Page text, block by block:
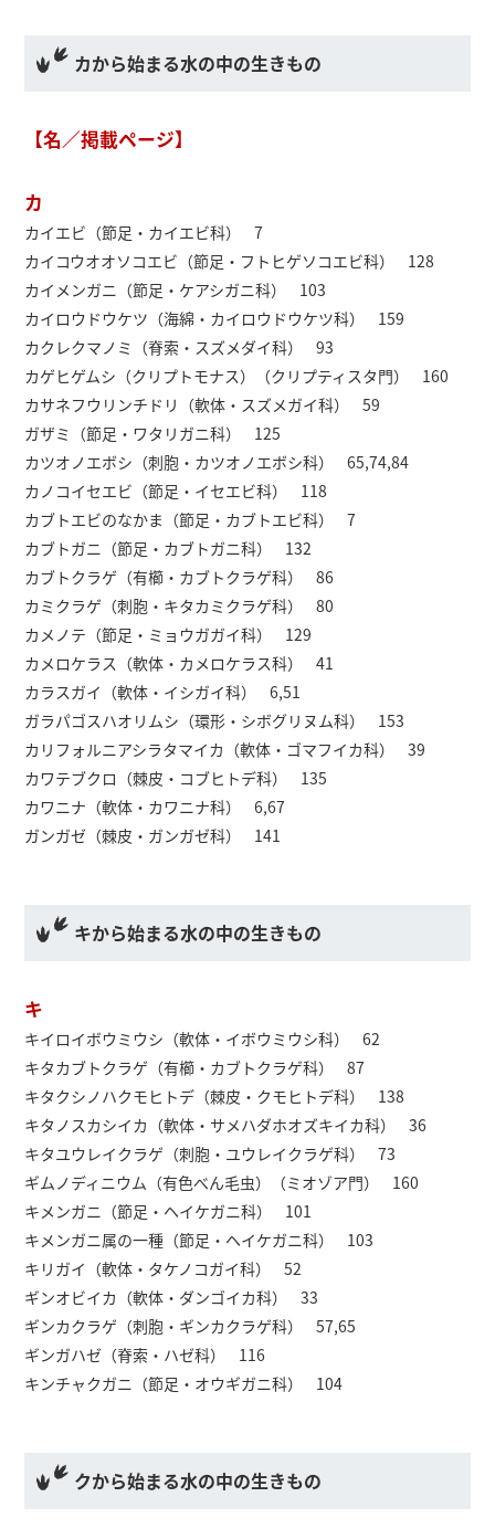
カから始まる水の中の生きもの
【名／掲載ページ】
カ
カイエビ（節足・カイエビ科） 7
カイコウオオソコエビ（節足・フトヒゲソコエビ科） 128
カイメンガニ（節足・ケアシガニ科） 103
カイロウドウケツ（海綿・カイロウドウケツ科） 159
カクレクマノミ（脊索・スズメダイ科） 93
カゲヒゲムシ（クリプトモナス）（クリプティスタ門） 160
カサネフウリンチドリ（軟体・スズメガイ科） 59
ガザミ（節足・ワタリガニ科） 125
カツオノエボシ（刺胞・カツオノエボシ科） 65,74,84
カノコイセエビ（節足・イセエビ科） 118
カブトエビのなかま（節足・カブトエビ科） 7
カブトガニ（節足・カブトガニ科） 132
カブトクラゲ（有櫛・カブトクラゲ科） 86
カミクラゲ（刺胞・キタカミクラゲ科） 80
カメノテ（節足・ミョウガガイ科） 129
カメロケラス（軟体・カメロケラス科） 41
カラスガイ（軟体・イシガイ科） 6,51
ガラパゴスハオリムシ（環形・シボグリヌム科） 153
カリフォルニアシラタマイカ（軟体・ゴマフイカ科） 39
カワテブクロ（棘皮・コブヒトデ科） 135
カワニナ（軟体・カワニナ科） 6,67
ガンガゼ（棘皮・ガンガゼ科） 141
キから始まる水の中の生きもの
キ
キイロイボウミウシ（軟体・イボウミウシ科） 62
キタカブトクラゲ（有櫛・カブトクラゲ科） 87
キタクシノハクモヒトデ（棘皮・クモヒトデ科） 138
キタノスカシイカ（軟体・サメハダホオズキイカ科） 36
キタユウレイクラゲ（刺胞・ユウレイクラゲ科） 73
ギムノディニウム（有色べん毛虫）（ミオゾア門） 160
キメンガニ（節足・ヘイケガニ科） 101
キメンガニ属の一種（節足・ヘイケガニ科） 103
キリガイ（軟体・タケノコガイ科） 52
ギンオビイカ（軟体・ダンゴイカ科） 33
ギンカクラゲ（刺胞・ギンカクラゲ科） 57,65
ギンガハゼ（脊索・ハゼ科） 116
キンチャクガニ（節足・オウギガニ科） 104
クから始まる水の中の生きもの